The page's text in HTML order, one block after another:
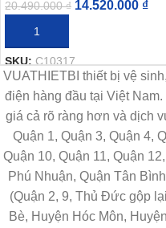
20.490.000₫ 14.520.000 ₫
THÊM VÀO GIỎ HÀNG
SKU:C10317
VUATHIETBI thiết bị vệ
điện hàng đầu tại Việt
giá cả rõ ràng hơn và dịch
Quận 1, Quận 3, Quận 4,
Quận 10, Quận 11, Quận
Phú Nhuận, Quận Tân
(Quận 2, 9, Thủ Đức gộp
Bè, Huyện Hóc Môn,